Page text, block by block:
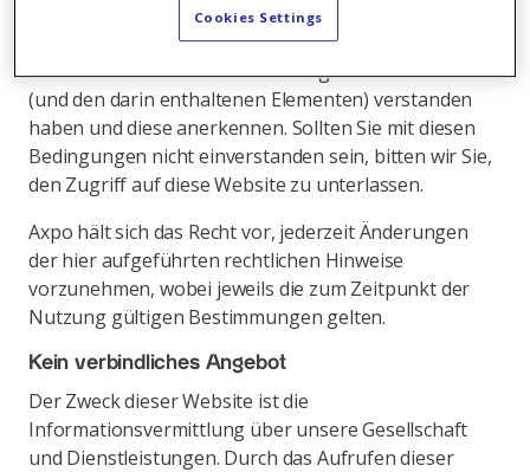
Mit dem Nutzen dieser Website und ihrer Links
erklären Sie, dass Sie die nachfolgenden rechtlichen
Informationen im Zusammenhang mit dieser Website
(und den darin enthaltenen Elementen) verstanden
haben und diese anerkennen. Sollten Sie mit diesen
Bedingungen nicht einverstanden sein, bitten wir Sie,
den Zugriff auf diese Website zu unterlassen.
Axpo hält sich das Recht vor, jederzeit Änderungen
der hier aufgeführten rechtlichen Hinweise
vorzunehmen, wobei jeweils die zum Zeitpunkt der
Nutzung gültigen Bestimmungen gelten.
Kein verbindliches Angebot
Der Zweck dieser Website ist die
Informationsvermittlung über unsere Gesellschaft
und Dienstleistungen. Durch das Aufrufen dieser
Cookies Settings